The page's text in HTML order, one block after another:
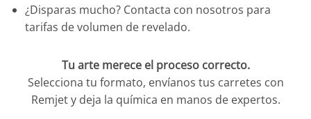
¿Disparas mucho? Contacta con nosotros para
tarifas de volumen de revelado.
Tu arte merece el proceso correcto.
Selecciona tu formato, envíanos tus carretes con
Remjet y deja la química en manos de expertos.